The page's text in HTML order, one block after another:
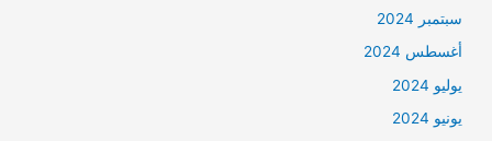
سبتمبر 2024
أغسطس 2024
يوليو 2024
يونيو 2024